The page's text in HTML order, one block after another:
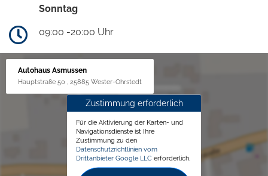
Sonntag
09:00 -20:00 Uhr
Autohaus Asmussen
Hauptstraße 50 , 25885 Wester-Ohrstedt
Zustimmung erforderlich
Für die Aktivierung der Karten- und
Navigationsdienste ist Ihre
Zustimmung zu den
Datenschutzrichtlinien vom
Drittanbieter Google LLC erforderlich.